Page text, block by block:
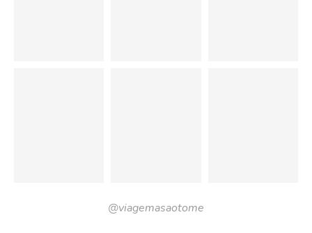
@viagemasaotome